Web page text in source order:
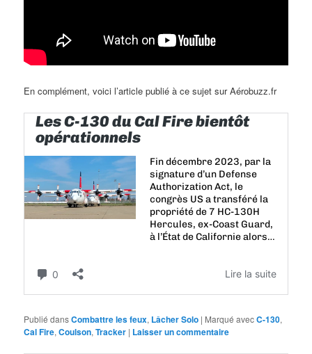
En complément, voici l’article publié à ce sujet sur Aérobuzz.fr
Publié dansCombattre les feux, Lâcher Solo | Marqué avecC-130,
Cal Fire,Coulson,Tracker | Laisser un commentaire